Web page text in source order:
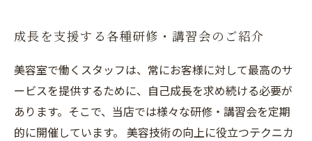
成長を支援する各種研修・講習会のご紹介
美容室で働くスタッフは、常にお客様に対して最高のサ
ービスを提供するために、自己成長を求め続ける必要が
あります。そこで、当店では様々な研修・講習会を定期
的に開催しています。 美容技術の向上に役立つテクニカ